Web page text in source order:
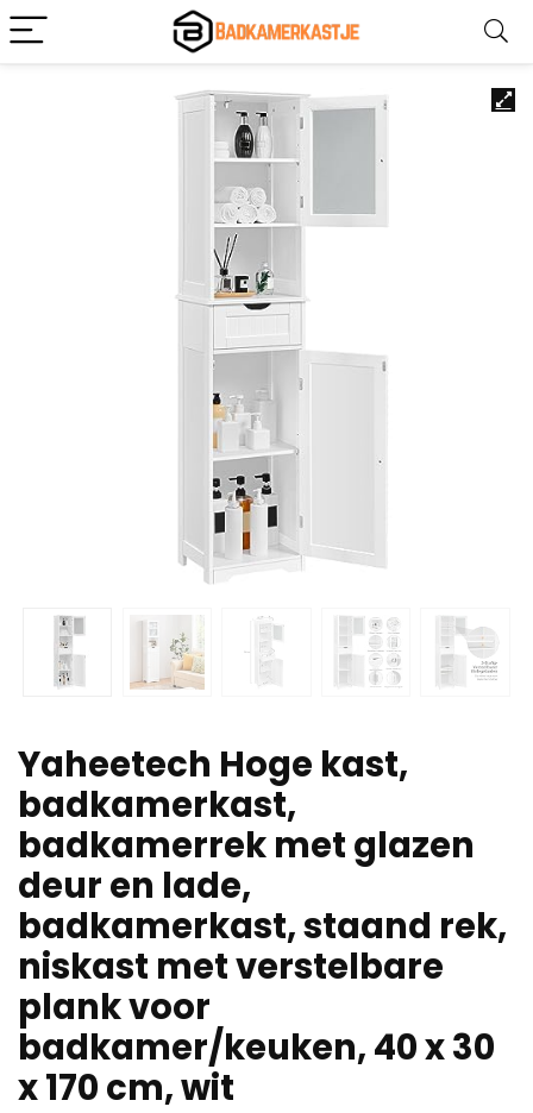
Yaheetech Hoge kast,
badkamerkast,
badkamerrek met glazen
deur en lade,
badkamerkast, staand rek,
niskast met verstelbare
plank voor
badkamer/keuken, 40 x 30
x 170 cm, wit